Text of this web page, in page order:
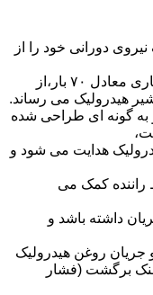
دورانی خود را از
۲-پمپ هیدرولیک،روغن هیدرولیک را با فشاری معادل ۷۰ بار،از
هیدرولیک می رساند.
به گونه ای طراحی شده
هدایت می شود و
راننده کمک می
داشته باشد و
روغن هیدرولیک
برگشت (فشار